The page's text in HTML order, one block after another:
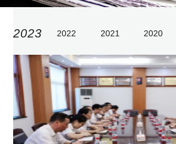
2023 2022 2021 2020